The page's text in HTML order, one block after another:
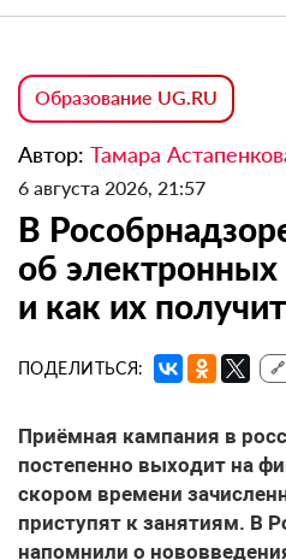
Образование UG.RU
Автор: Тамара
6 августа 2026, 21:57
В
об электронных
и как их
ПОДЕЛИТЬСЯ: 🔗
Приёмная кампания в
постепенно выходит на
скором времени
приступят к занятиям. В
напомнили о